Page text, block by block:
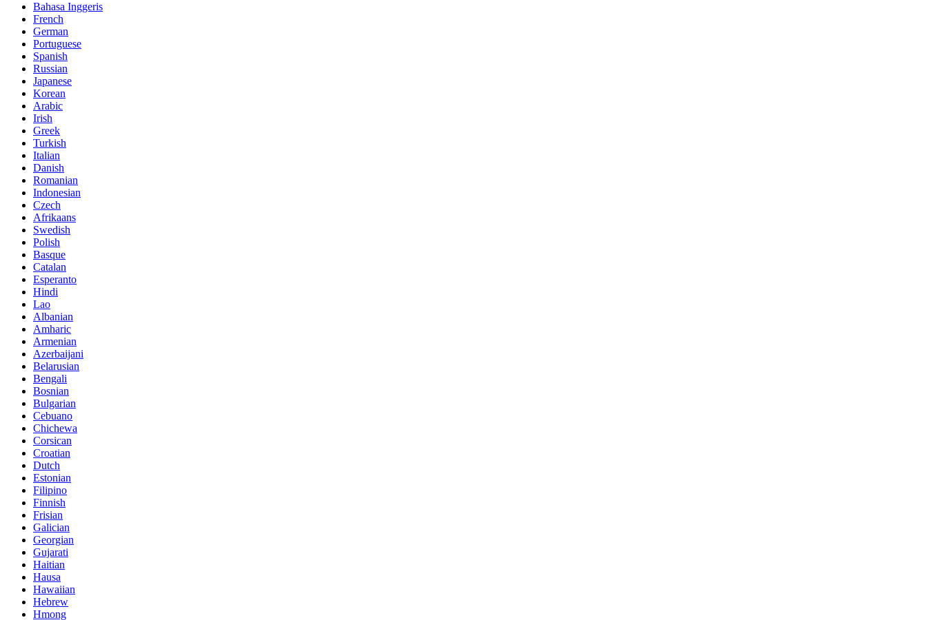
Bahasa Inggeris
French
German
Portuguese
Spanish
Russian
Japanese
Korean
Arabic
Irish
Greek
Turkish
Italian
Danish
Romanian
Indonesian
Czech
Afrikaans
Swedish
Polish
Basque
Catalan
Esperanto
Hindi
Lao
Albanian
Amharic
Armenian
Azerbaijani
Belarusian
Bengali
Bosnian
Bulgarian
Cebuano
Chichewa
Corsican
Croatian
Dutch
Estonian
Filipino
Finnish
Frisian
Galician
Georgian
Gujarati
Haitian
Hausa
Hawaiian
Hebrew
Hmong